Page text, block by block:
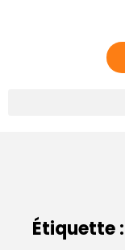
Étiquette :